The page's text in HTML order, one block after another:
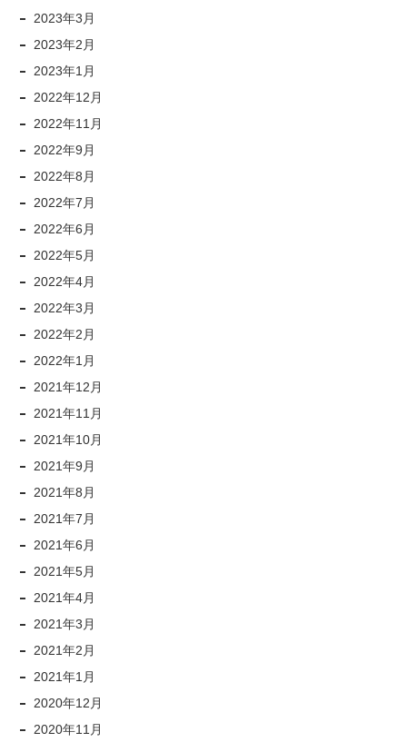
2023年3月
2023年2月
2023年1月
2022年12月
2022年11月
2022年9月
2022年8月
2022年7月
2022年6月
2022年5月
2022年4月
2022年3月
2022年2月
2022年1月
2021年12月
2021年11月
2021年10月
2021年9月
2021年8月
2021年7月
2021年6月
2021年5月
2021年4月
2021年3月
2021年2月
2021年1月
2020年12月
2020年11月